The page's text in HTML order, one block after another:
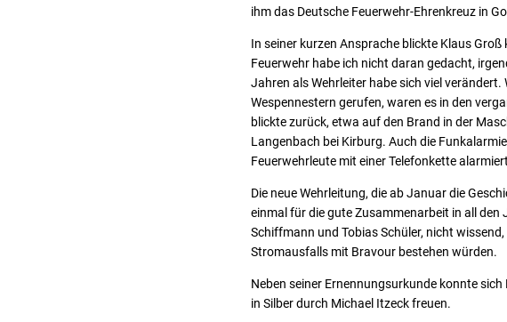
ihm das Deutsche Feuerwehr-Ehrenkreuz in
In seiner kurzen Ansprache blickte Klaus
Feuerwehr habe ich nicht daran gedacht,
Jahren als Wehrleiter habe sich viel
Wespennestern gerufen, waren es in den
blickte zurück, etwa auf den Brand in der
Langenbach bei Kirburg. Auch die
Feuerwehrleute mit einer Telefonkette
Die neue Wehrleitung, die ab Januar die
einmal für die gute Zusammenarbeit in all den
Schiffmann und Tobias Schüler, nicht
Stromausfalls mit Bravour bestehen würden.
Neben seiner Ernennungsurkunde konnte
in Silber durch Michael Itzeck freuen.